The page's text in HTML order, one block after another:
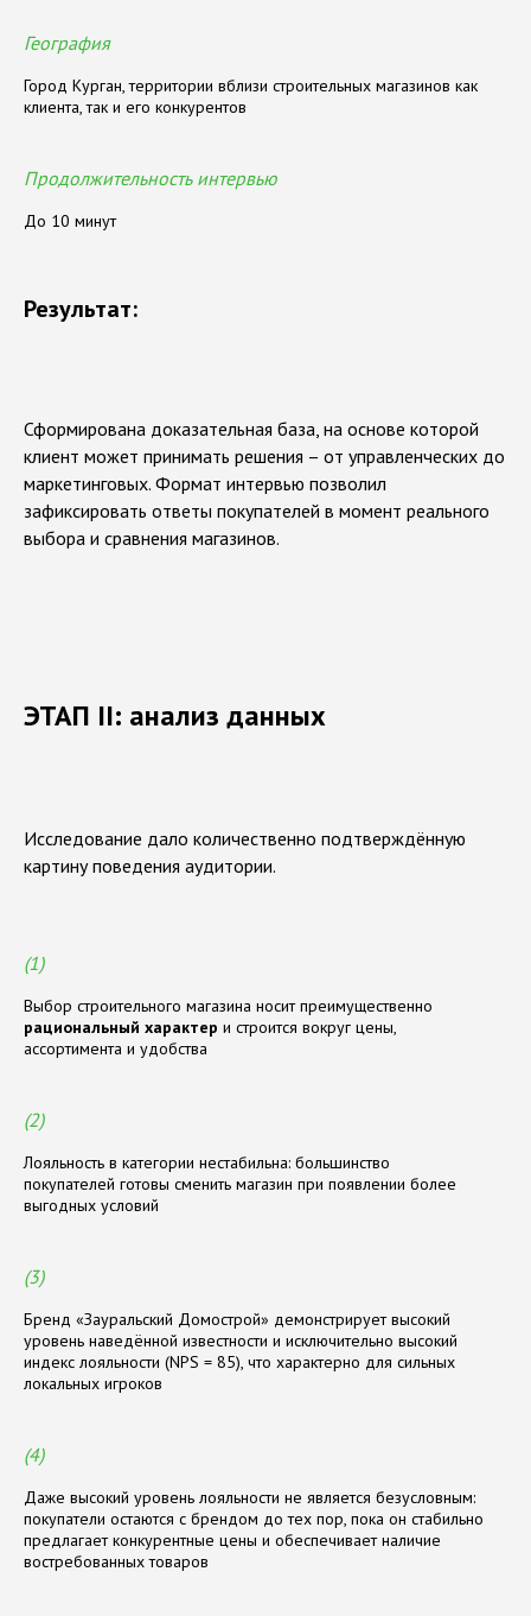
География
Город Курган, территории вблизи строительных магазинов как
клиента, так и его конкурентов
Продолжительность интервью
До 10 минут
Результат:
Сформирована доказательная база, на основе которой
клиент может принимать решения – от управленческих до
маркетинговых. Формат интервью позволил
зафиксировать ответы покупателей в момент реального
выбора и сравнения магазинов.
ЭТАП II: анализ данных
Исследование дало количественно подтверждённую
картину поведения аудитории.
(1)
Выбор строительного магазина носит преимущественно
рациональный характер и строится вокруг цены,
ассортимента и удобства
(2)
Лояльность в категории нестабильна: большинство
покупателей готовы сменить магазин при появлении более
выгодных условий
(3)
Бренд «Зауральский Домострой» демонстрирует высокий
уровень наведённой известности и исключительно высокий
индекс лояльности (NPS = 85), что характерно для сильных
локальных игроков
(4)
Даже высокий уровень лояльности не является безусловным:
покупатели остаются с брендом до тех пор, пока он стабильно
предлагает конкурентные цены и обеспечивает наличие
востребованных товаров